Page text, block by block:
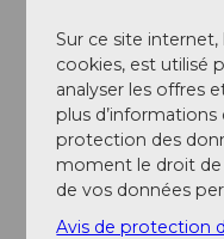
Excursions
Contact
6434Illgau
Sur ce site internet,
cookies, est utilisé
analyser les offres
plus d’informations
protection des
moment le droit
de vos données
Avis de protection